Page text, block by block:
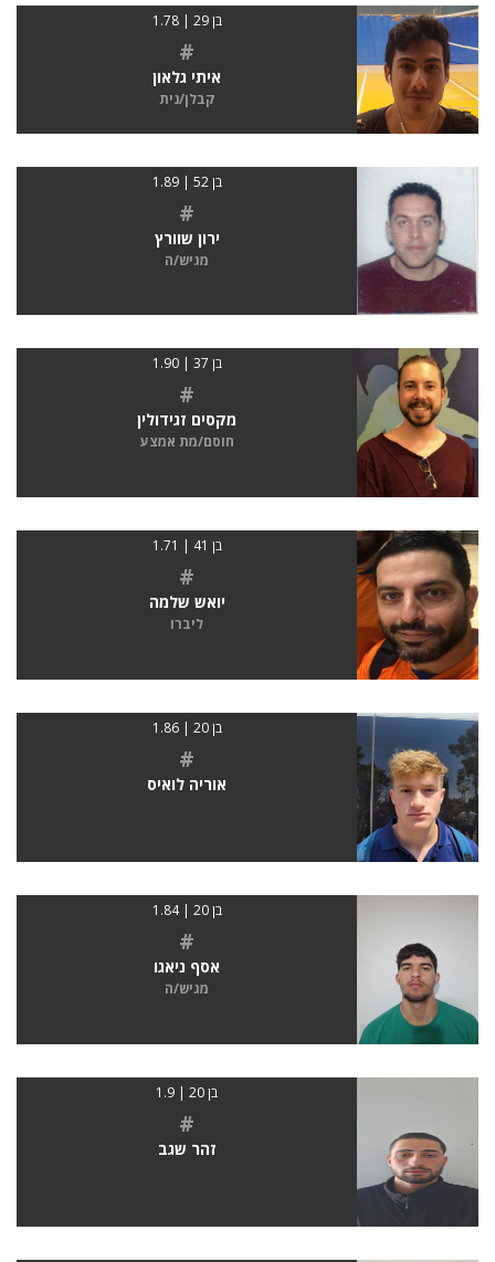
בן 29 | 1.78
#
איתי גלאון
קבלן/נית
בן 52 | 1.89
#
ירון שוורץ
מגיש/ה
בן 37 | 1.90
#
מקסים זגידולין
חוסם/מת אמצע
בן 41 | 1.71
#
יואש שלמה
ליברו
בן 20 | 1.86
#
אוריה לואיס
בן 20 | 1.84
#
אסף ניאגו
מגיש/ה
בן 20 | 1.9
#
זהר שגב